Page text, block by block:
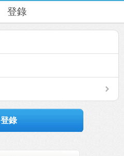
登錄
登錄